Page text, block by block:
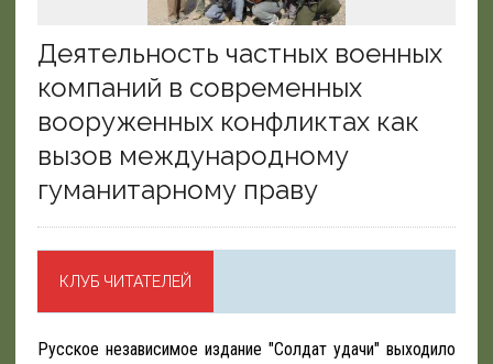
Деятельность частных военных
компаний в современных
вооруженных конфликтах как
вызов международному
гуманитарному праву
КЛУБ ЧИТАТЕЛЕЙ
Русское независимое издание "Солдат удачи" выходило